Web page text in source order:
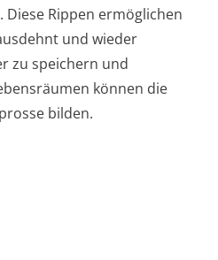
Diese Rippen ermöglichen
und wieder
zu speichern und
können die
bilden.